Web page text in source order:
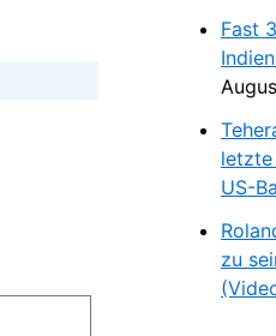
Fast
letzte
US-
zu